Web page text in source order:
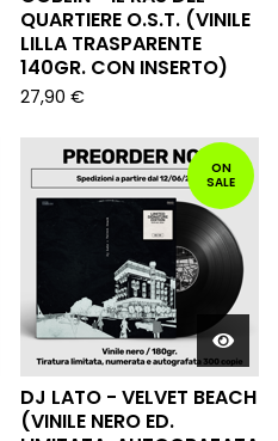
QUARTIERE O.S.T. (VINILE
LILLA TRASPARENTE
140GR. CON INSERTO)
27,90 €
ON
SALE
DJ LATO - VELVET BEACH
(VINILE NERO ED.